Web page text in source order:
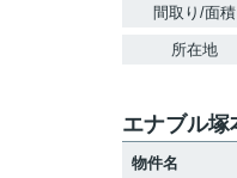
間取り/面積
所在地
エナブル塚
物件名